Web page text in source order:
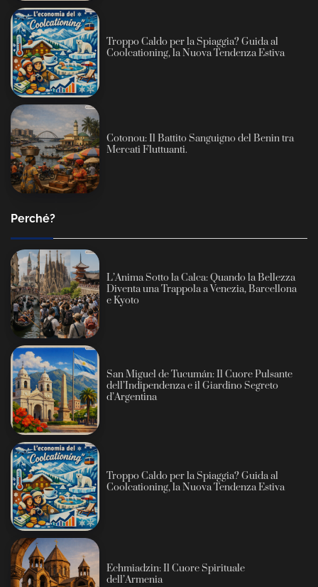
Troppo Caldo per la Spiaggia? Guida al
Coolcationing, la Nuova Tendenza Estiva
Cotonou: Il Battito Sanguigno del Benin tra
Mercati Fluttuanti.
Perché?
L’Anima Sotto la Calca: Quando la Bellezza
Diventa una Trappola a Venezia, Barcellona
e Kyoto
San Miguel de Tucumán: Il Cuore Pulsante
dell’Indipendenza e il Giardino Segreto
d’Argentina
Troppo Caldo per la Spiaggia? Guida al
Coolcationing, la Nuova Tendenza Estiva
Echmiadzin: Il Cuore Spirituale
dell’Armenia